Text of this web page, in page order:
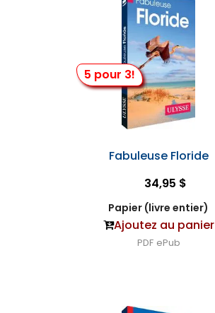
5 pour 3!
Fabuleuse Floride
34,95 $
Papier (livre entier)
Ajoutez au panier
PDF ePub